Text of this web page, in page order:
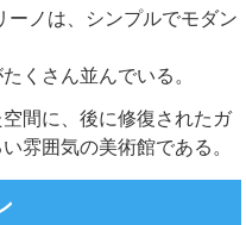
ノは、シンプルでモダン
くさん並んでいる。
間に、後に修復されたガ
雰囲気の美術館である。